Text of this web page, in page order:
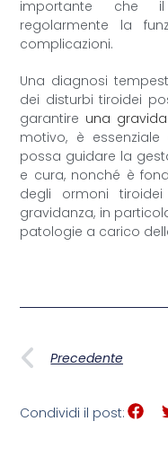
importante che
regolarmente la
complicazioni.
Una diagnosi
dei disturbi tiroidei
garantire una
motivo, è
possa guidare la
e cura, nonché è
degli ormoni
gravidanza, in
patologie a carico
Precedente
Condividi il post: